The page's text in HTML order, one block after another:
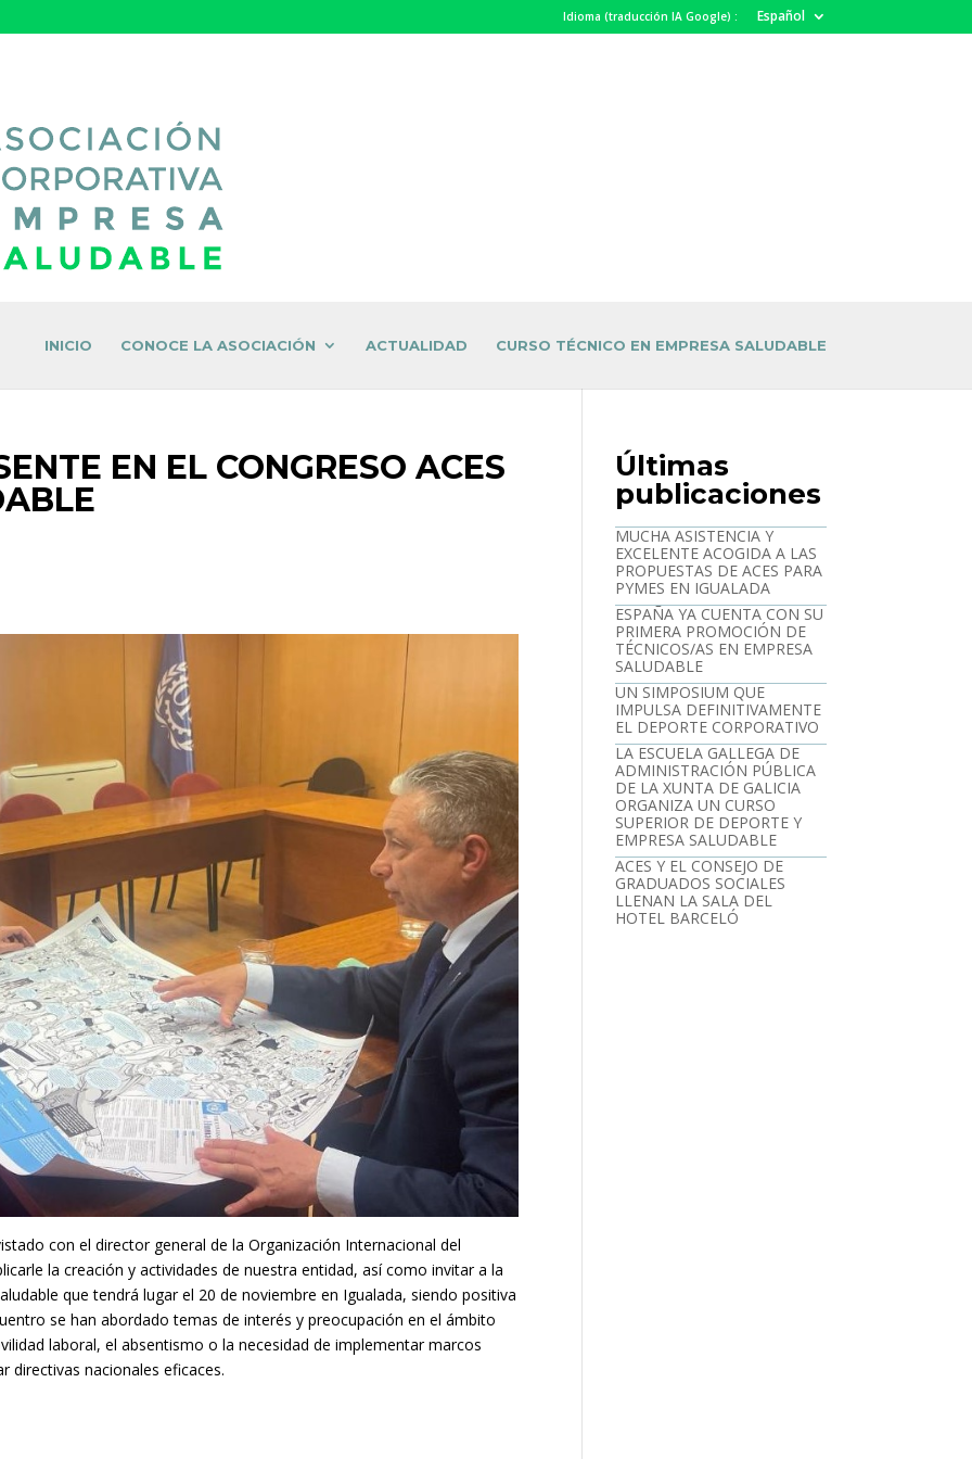
Idioma (traducción IA Google) : Español
INICIO CONOCE LA ASOCIACIÓN ACTUALIDAD CURSO TÉCNICO EN EMPRESA SALUDABLE
EN EL CONGRESO ACES
con el director general de la Organización Internacional del
la creación y actividades de nuestra entidad, así como invitar a la
que tendrá lugar el 20 de noviembre en Igualada, siendo positiva
se han abordado temas de interés y preocupación en el ámbito
laboral, el absentismo o la necesidad de implementar marcos
directivas nacionales eficaces.
Últimas
publicaciones
MUCHA ASISTENCIA Y
EXCELENTE ACOGIDA A LAS
PROPUESTAS DE ACES PARA
PYMES EN IGUALADA
ESPAÑA YA CUENTA CON SU
PRIMERA PROMOCIÓN DE
TÉCNICOS/AS EN EMPRESA
SALUDABLE
UN SIMPOSIUM QUE
IMPULSA DEFINITIVAMENTE
EL DEPORTE CORPORATIVO
LA ESCUELA GALLEGA DE
ADMINISTRACIÓN PÚBLICA
DE LA XUNTA DE GALICIA
ORGANIZA UN CURSO
SUPERIOR DE DEPORTE Y
EMPRESA SALUDABLE
ACES Y EL CONSEJO DE
GRADUADOS SOCIALES
LLENAN LA SALA DEL
HOTEL BARCELÓ